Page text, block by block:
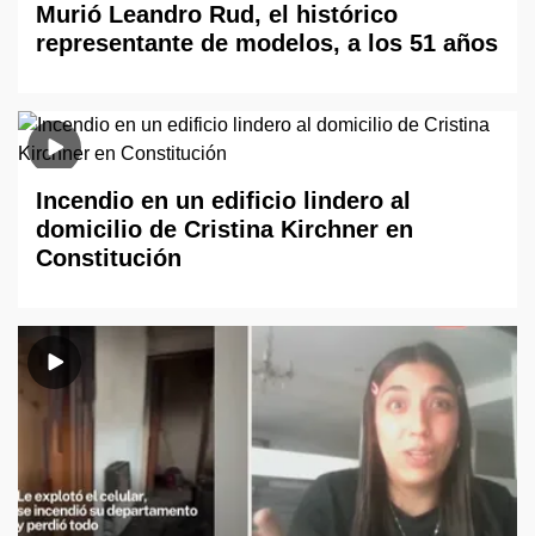
Murió Leandro Rud, el histórico
representante de modelos, a los 51 años
Incendio en un edificio lindero al
domicilio de Cristina Kirchner en
Constitución